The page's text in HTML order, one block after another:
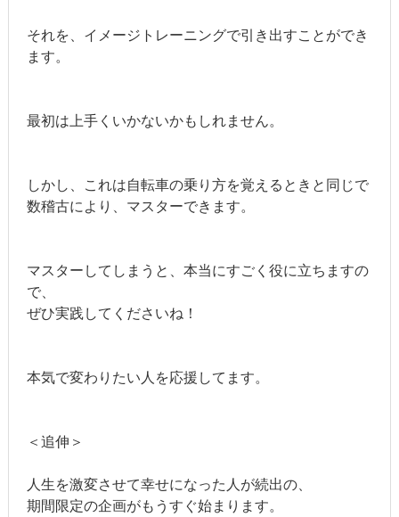
それを、イメージトレーニングで引き出すことができ
ます。
最初は上手くいかないかもしれません。
しかし、これは自転車の乗り方を覚えるときと同じで
数稽古により、マスターできます。
マスターしてしまうと、本当にすごく役に立ちますの
で、
ぜひ実践してくださいね！
本気で変わりたい人を応援してます。
＜追伸＞
人生を激変させて幸せになった人が続出の、
期間限定の企画がもうすぐ始まります。